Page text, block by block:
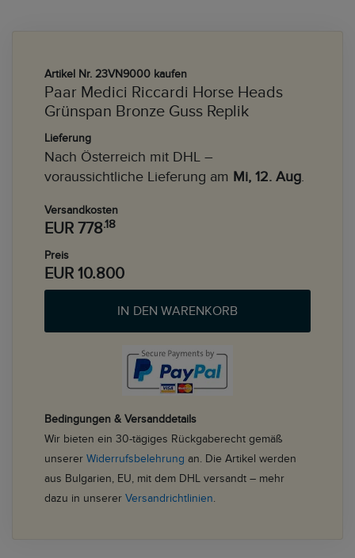
Artikel Nr. 23VN9000 kaufen
Paar Medici Riccardi Horse Heads
Grünspan Bronze Guss Replik
Lieferung
Nach Österreich mit DHL –
voraussichtliche Lieferung am Mi, 12. Aug.
Versandkosten
EUR 778.18
Preis
EUR 10.800
IN DEN WARENKORB
Bedingungen & Versanddetails
Wir bieten ein 30-tägiges Rückgaberecht gemäß
unserer Widerrufsbelehrung an. Die Artikel werden
aus Bulgarien, EU, mit dem DHL versandt – mehr
dazu in unserer Versandrichtlinien.